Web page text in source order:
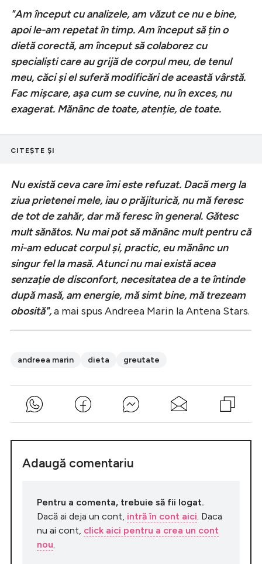
"Am început cu analizele, am văzut ce nu e bine,
apoi le-am repetat în timp. Am început să țin o
dietă corectă, am început să colaborez cu
specialiști care au grijă de corpul meu, de tenul
meu, căci și el suferă modificări de această vârstă.
Fac mișcare, așa cum se cuvine, nu în exces, nu
exagerat. Mănânc de toate, atenție, de toate.
CITEȘTE ȘI
Nu există ceva care îmi este refuzat. Dacă merg la
ziua prietenei mele, iau o prăjiturică, nu mă feresc
de tot de zahăr, dar mă feresc în general. Gătesc
mult sănătos. Nu mai pot să mănânc mult pentru că
mi-am educat corpul și, practic, eu mănânc un
singur fel la masă. Atunci nu mai există acea
senzație de disconfort, necesitatea de a te întinde
după masă, am energie, mă simt bine, mă trezeam
obosită",a mai spus Andreea Marin la Antena Stars.
andreea marin dieta greutate
Adaugă comentariu
Pentru a comenta, trebuie să fii logat.
Dacă ai deja un cont, intră în cont aici . Daca
nu ai cont, click aici pentru a crea un cont
nou